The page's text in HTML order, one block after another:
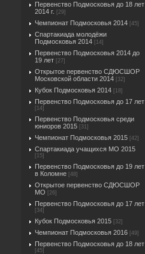
Первенство Подмосковья до 18 лет
2014 г.
[29]
Чемпионат Подмосковья 2014 [45]
Спартакиада молодёжи
Подмосковья 2014
[14]
Первенство Подмосковья 2014 до
19 лет [27]
Открытое первенство СДЮСШОР
Московской области 2014 [32]
Кубок Подмосковья 2014 [18]
Первенство Подмосковья до 17 лет
[14]
Первенство Подмосковья среди
юниоров 2015 [31]
Чемпионат Подмосковья 2015 [42]
Спартакиада учащихся МО 2015
[15]
Первенство Подмосковья до 19 лет
в Коломне [48]
Открытое первенство СДЮСШОР
МО
[26]
Первенство Подмосковья до 17 лет
[34]
Кубок Подмосковья 2015 [32]
Чемпионат Подмосковья 2016 [49]
Первенство Подмосковья до 18 лет
[45]